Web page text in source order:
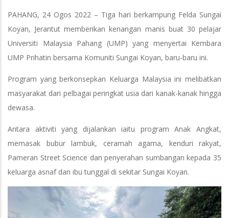
PAHANG, 24 Ogos 2022 – Tiga hari berkampung Felda Sungai
Koyan, Jerantut memberikan kenangan manis buat 30 pelajar
Universiti Malaysia Pahang (UMP) yang menyertai Kembara
UMP Prihatin bersama Komuniti Sungai Koyan, baru-baru ini.
Program yang berkonsepkan Keluarga Malaysia ini melibatkan
masyarakat dari pelbagai peringkat usia dari kanak-kanak hingga
dewasa.
Antara aktiviti yang dijalankan iaitu program Anak Angkat,
memasak bubur lambuk, ceramah agama, kenduri rakyat,
Pameran Street Science dan penyerahan sumbangan kepada 35
keluarga asnaf dan ibu tunggal di sekitar Sungai Koyan.